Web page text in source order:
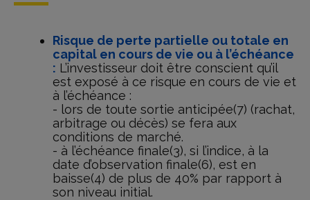
Risque de perte partielle ou totale en
capital en cours de vie ou à l’échéance
: L’investisseur doit être conscient qu’il
est exposé à ce risque en cours de vie et
à l’échéance :
- lors de toute sortie anticipée(7) (rachat,
arbitrage ou décès) se fera aux
conditions de marché.
- à l’échéance finale(3), si l’indice, à la
date d’observation finale(6), est en
baisse(4) de plus de 40% par rapport à
son niveau initial.